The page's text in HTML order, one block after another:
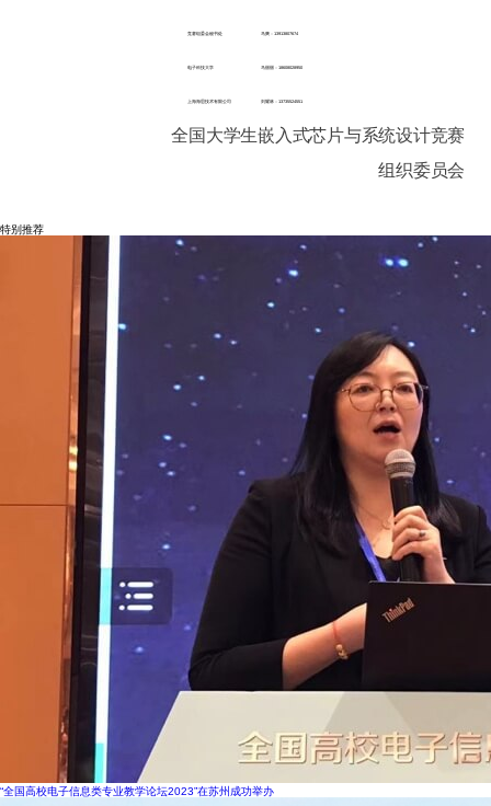
竞赛组委会秘书处 马爽：13913807674
电子科技大学 马丽丽：18608028950
上海海思技术有限公司 刘耀林：13735524551
全国大学生嵌入式芯片与系统设计竞赛
组织委员会
特别推荐
“全国高校电子信息类专业教学论坛2023”在苏州成功举办